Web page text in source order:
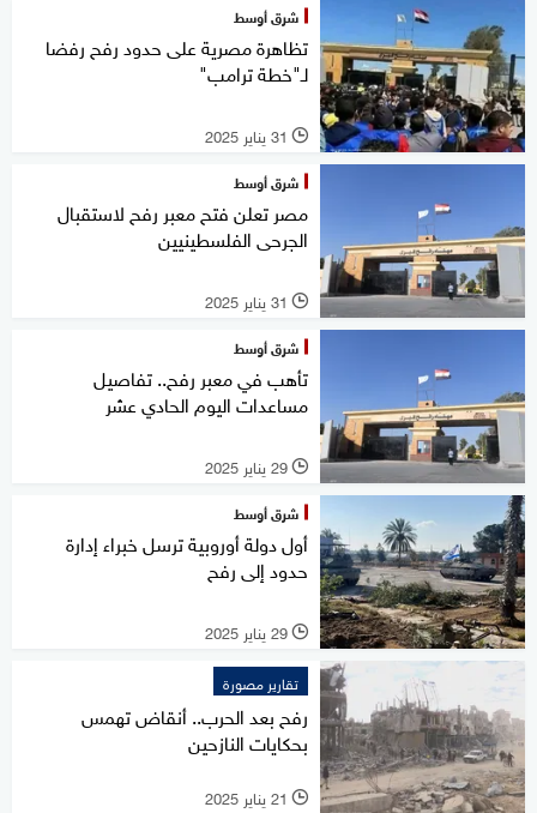
شرق أوسط
تظاهرة مصرية على حدود رفح رفضا
لـ"خطة ترامب"
l 31 يناير 2025
شرق أوسط
مصر تعلن فتح معبر رفح لاستقبال
الجرحى الفلسطينيين
l 31 يناير 2025
شرق أوسط
تأهب في معبر رفح.. تفاصيل
مساعدات اليوم الحادي عشر
l 29 يناير 2025
شرق أوسط
أول دولة أوروبية ترسل خبراء إدارة
حدود إلى رفح
l 29 يناير 2025
تقارير مصورة
رفح بعد الحرب.. أنقاض تهمس
بحكايات النازحين
l 21 يناير 2025